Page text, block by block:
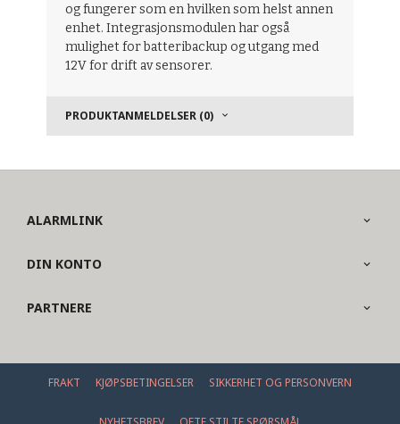
og fungerer som en hvilken som helst annen
enhet. Integrasjonsmodulen har også
mulighet for batteribackup og utgang med
12V for drift av sensorer.
PRODUKTANMELDELSER (0)
ALARMLINK
DIN KONTO
PARTNERE
FRAKT KJØPSBETINGELSER SIKKERHET OG PERSONVERN